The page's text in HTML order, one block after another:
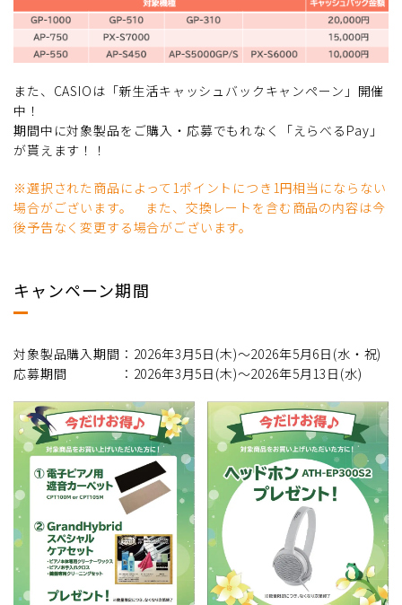
また、CASIOは「新生活キャッシュバックキャンペーン」開催
中！
期間中に対象製品をご購入・応募でもれなく「えらべるPay」
が貰えます！！
※選択された商品によって1ポイントにつき1円相当にならない
場合がございます。 また、交換レートを含む商品の内容は今
後予告なく変更する場合がございます。
キャンペーン期間
対象製品購入期間：2026年3月5日(木)～2026年5月6日(水・祝)
応募期間 ：2026年3月5日(木)～2026年5月13日(水)